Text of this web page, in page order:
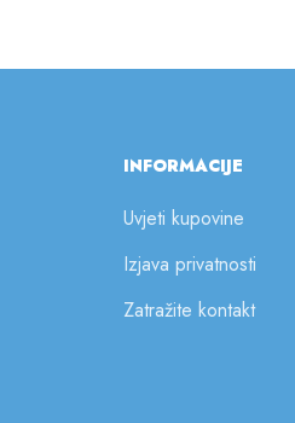
INFORMACIJE
Uvjeti kupovine
Izjava privatnosti
Zatražite kontakt